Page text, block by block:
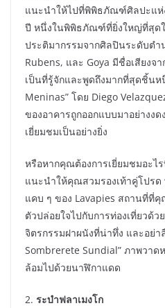
แนะนำให้ไปที่พิพิธภัณฑ์ศิลปะแห่
ปี หนึ่งในพิพิธภัณฑ์ที่ยิ่งใหญ่ที่สุด
ประติมากรรมจากศิลปินระดับตำ
Rubens, และ Goya มีชื่อเสียงจ
เป็นที่รู้จักและพูดถึงมากที่สุดชิ้นห
Meninas” โดย Diego
ของอาคารถูกออกแบบมาอย่างง
เยี่ยมชมเป็นอย่างยิ่ง
หรือหากคุณต้องการเยี่ยมชมอะไ
แนะนำให้คุณสวมรองเท้าคู่โปรด
แคบ ๆ ของ Lavapies สถานที่ที่
ตัวปล่อยใจไปกับการท่องเที่ยวด้
จิตรกรรมฝาผนังที่น่าทึ่ง และอย่า
Sombrerete Sundial” ภาพวาด
ล้อมไปด้วยนาฬิกาแดด
2. ระบำฟลาเมงโก